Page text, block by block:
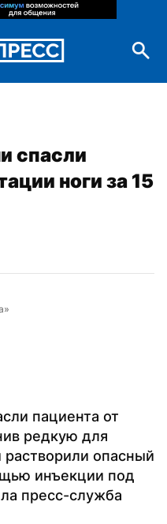
спасли
ноги за 15
пациента от
редкую для
опасный
инъекции под
пресс-служба